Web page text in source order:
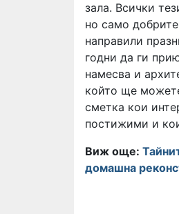
зала. Всички
но само
направили
годни да ги
намесва и
който ще
сметка кои
постижими и
Виж още:
домашна